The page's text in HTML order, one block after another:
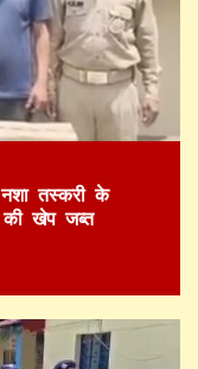
नशा तस्करी के
की खेप जब्त